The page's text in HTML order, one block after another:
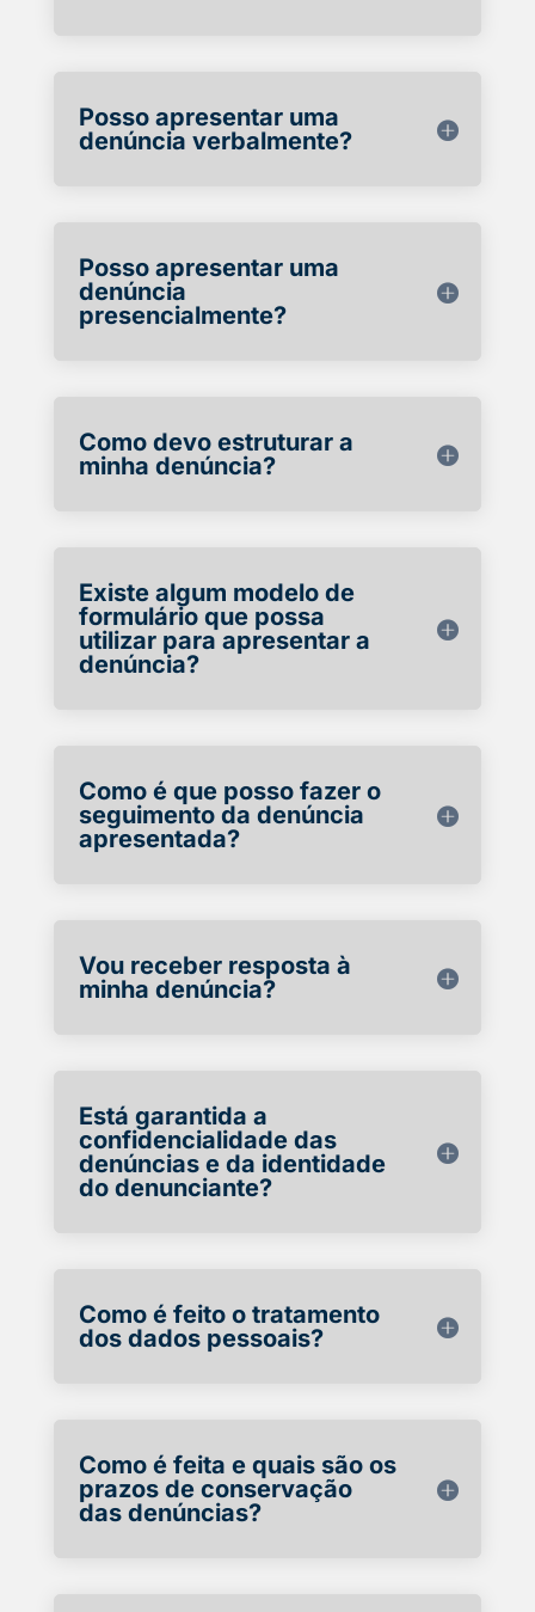
Posso apresentar uma
denúncia verbalmente?
Posso apresentar uma
denúncia
presencialmente?
Como devo estruturar a
minha denúncia?
Existe algum modelo de
formulário que possa
utilizar para apresentar a
denúncia?
Como é que posso fazer o
seguimento da denúncia
apresentada?
Vou receber resposta à
minha denúncia?
Está garantida a
confidencialidade das
denúncias e da identidade
do denunciante?
Como é feito o tratamento
dos dados pessoais?
Como é feita e quais são os
prazos de conservação
das denúncias?